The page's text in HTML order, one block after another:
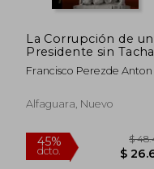
La Corrupción de un
Presidente sin Tacha
Francisco Perezde Anton
Alfaguara, Nuevo